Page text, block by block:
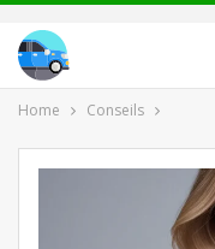
Home Conseils